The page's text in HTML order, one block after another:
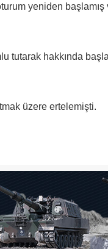
yeniden başlamış
hakkında
üzere ertelemişti.